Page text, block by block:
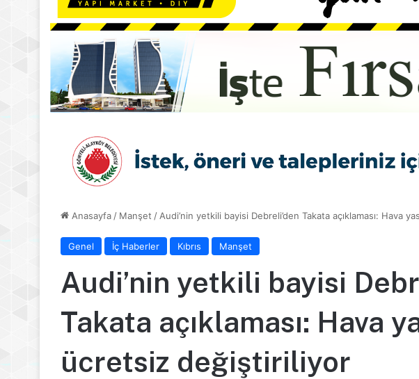
Anasayfa / Manşet / Audi’nin yetkili bayisi Debreli’den Takata açıklaması: Hava
Genel İç Haberler Kıbrıs Manşet
Audi’nin yetkili bayisi
Takata açıklaması: Hava
ücretsiz değiştiriliyor